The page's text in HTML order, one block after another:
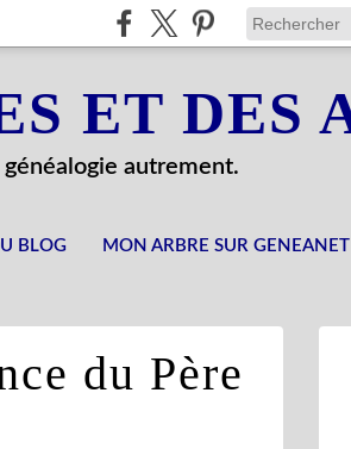
ET DES
généalogie autrement.
BLOG MON ARBRE SUR GENEANET
du Père